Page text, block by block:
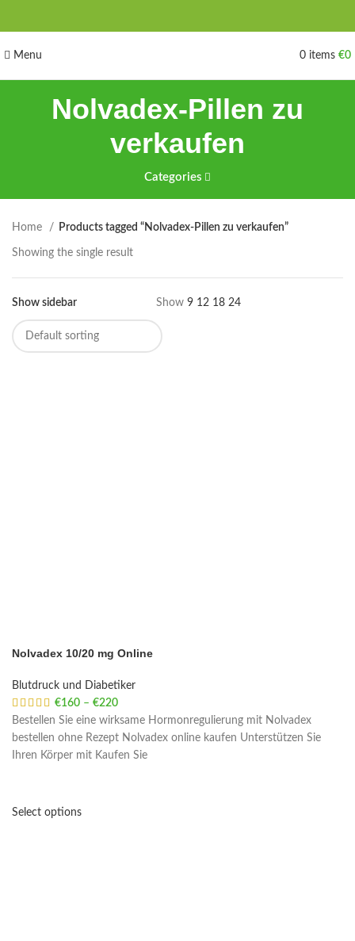
Menu 0 items €0
Nolvadex-Pillen zu
verkaufen
Categories
Home Products tagged “Nolvadex-Pillen zu verkaufen”
Showing the single result
Show sidebar Show 9 12 18 24
Nolvadex 10/20 mg Online
Blutdruck und Diabetiker
€160 – €220
Bestellen Sie eine wirksame Hormonregulierung mit Nolvadex
bestellen ohne Rezept Nolvadex online kaufen Unterstützen Sie
Ihren Körper mit Kaufen Sie
Select options